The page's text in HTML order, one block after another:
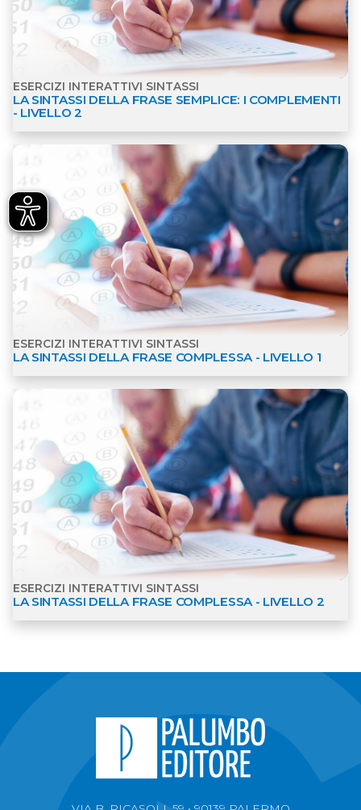
ESERCIZI INTERATTIVI SINTASSI
LA SINTASSI DELLA FRASE SEMPLICE: I COMPLEMENTI
- LIVELLO 2
ESERCIZI INTERATTIVI SINTASSI
LA SINTASSI DELLA FRASE COMPLESSA - LIVELLO 1
Apri dettagli Esercizi interattivi Sintassi
ESERCIZI INTERATTIVI SINTASSI
LA SINTASSI DELLA FRASE COMPLESSA - LIVELLO 2
Apri dettagli Esercizi interattivi Sintassi